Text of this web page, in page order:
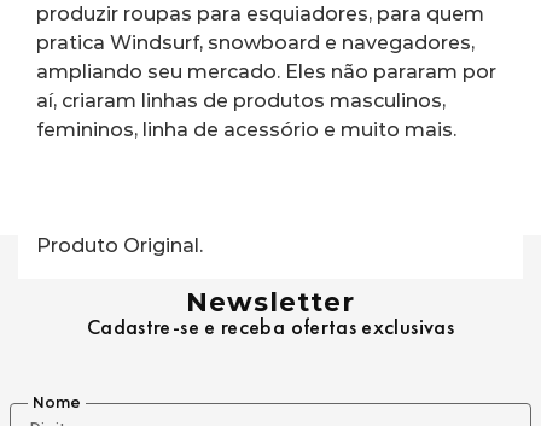
produzir roupas para esquiadores, para quem
pratica Windsurf, snowboard e navegadores,
ampliando seu mercado. Eles não pararam por
aí, criaram linhas de produtos masculinos,
femininos, linha de acessório e muito mais.
Produto Original.
Newsletter
Cadastre-se e receba ofertas exclusivas
Nome